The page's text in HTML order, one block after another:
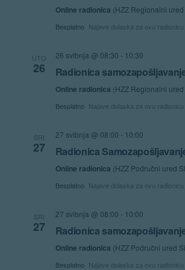
Online radionica (HZZ Regionalni
Besplatno Najave dolaska za ovu
UTO
26
26 svibnja @ 08:30 - 10:30
Radionica
Online radionica (HZZ Regionalni
Besplatno Najave dolaska za ovu
SRI
27
27 svibnja @ 08:00 - 10:00
Radionica
Online radionica (HZZ Područni ured
Besplatno Najave dolaska za ovu
SRI
27
27 svibnja @ 08:00 - 10:00
Radionica
Online radionica (HZZ Područni ured
Besplatno Najave dolaska za ovu